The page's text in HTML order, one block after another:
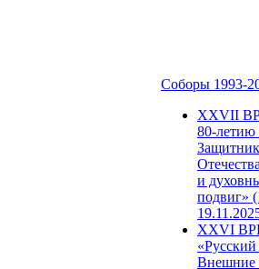
Соборы 1993-
ХХVII
80-
и
подвиг»
XXVI
Внешние